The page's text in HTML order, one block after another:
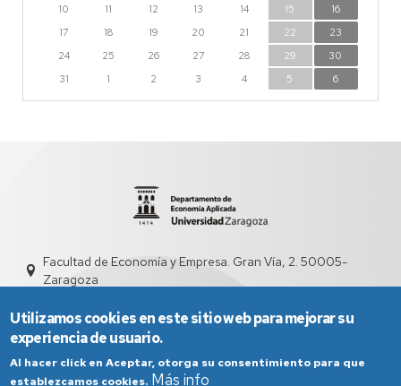
10
11 12 13 14 15
16
17
18 19 20 21 22
23
24
25 26 27 28 29
30
31
1 2 3 4 5 6
Facultad de Economía y Empresa. Gran Vía, 2. 50005-
Zaragoza
Utilizamos cookies en este sitio web para mejorar su
experiencia de usuario.
Al hacer click en Aceptar, otorga su consentimiento para que
establezcamos cookies. Más info